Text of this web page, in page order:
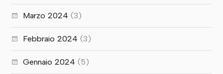
Marzo 2024 (3)
Febbraio 2024 (3)
Gennaio 2024 (5)